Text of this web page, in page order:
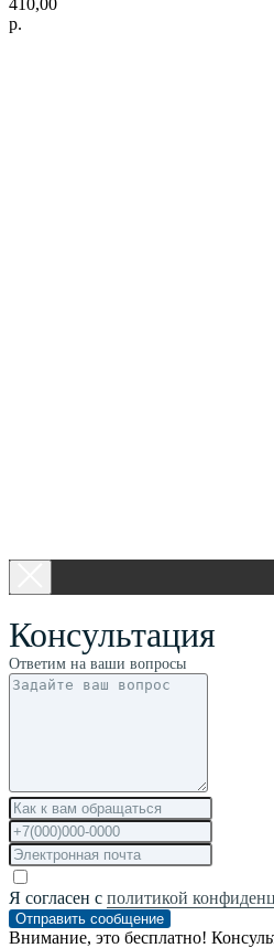
р.
Консультация
Ответим на ваши вопросы
Я согласен с политикой
Отправить сообщение
Внимание, это бесплатно!